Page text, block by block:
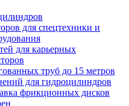
для спецтехники и
для карьерных
труб до 15 метров
для гидроцилиндров
фрикционных дисков